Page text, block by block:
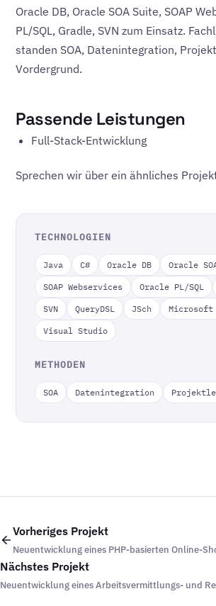
Oracle DB, Oracle SOA Suite, SOAP
PL/SQL, Gradle, SVN zum Einsatz.
standen SOA, Datenintegration,
Vordergrund.
Passende Leistungen
Full-Stack-Entwicklung
Sprechen wir über ein ähnliches
TECHNOLOGIEN
Java C# Oracle DB Oracle
SOAP Webservices Oracle PL/SQL
SVN QueryDSL JSch
Visual Studio
METHODEN
SOA Datenintegration
Vorheriges Projekt
Neuentwicklung eines PHP-basierten Online-
Nächstes Projekt
Neuentwicklung eines Arbeitsvermittlungs- und